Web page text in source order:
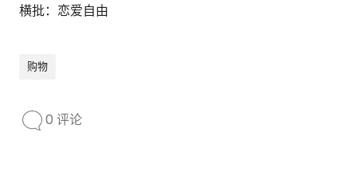
横批：恋爱自由
购物
0 评论